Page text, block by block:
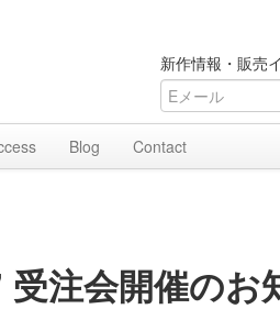
新作情報・販売
Blog Contact
注会開催のお